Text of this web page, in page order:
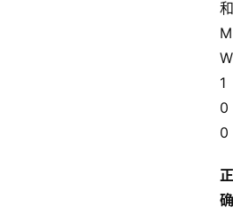
和
M
W
1
0
0
正
确